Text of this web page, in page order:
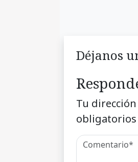
Déjanos
Tu
obligatorios